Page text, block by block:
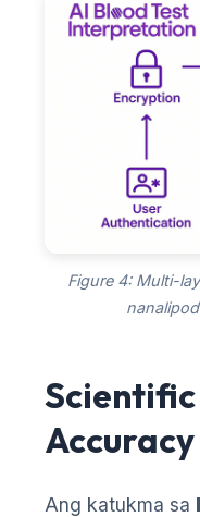
Figure 4: Multi-
Accuracy
Ang katukma sa